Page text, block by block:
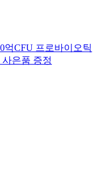
억CFU 프로바이오틱
사은품 증정